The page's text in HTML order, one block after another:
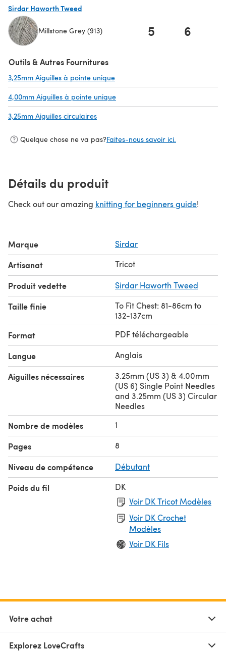
Sirdar Haworth Tweed
Millstone Grey (913) 5 6
Outils & Autres Fournitures
3,25mm Aiguilles à pointe unique
4,00mm Aiguilles à pointe unique
3,25mm Aiguilles circulaires
Quelque chose ne va pas?Faites-nous savoir ici.
Détails du produit
Check out our amazing knitting for beginners guide!
Marque Sirdar
Artisanat Tricot
Produit vedette Sirdar Haworth Tweed
Taille finie
To Fit Chest: 81-86cm to
132-137cm
Format PDF téléchargeable
Langue Anglais
Aiguilles nécessaires
3.25mm (US 3) & 4.00mm
(US 6) Single Point Needles
and 3.25mm (US 3) Circular
Needles
Nombre de modèles 1
Pages 8
Niveau de compétence Débutant
Poids du fil
DK
Voir DK Tricot Modèles
Voir DK Crochet
Modèles
Voir DK Fils
Votre achat
Explorez LoveCrafts